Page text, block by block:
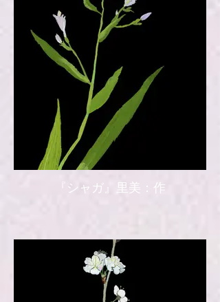
『シャガ』里美：作